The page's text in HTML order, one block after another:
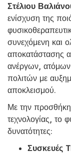
Στέλιου
ενίσχυση της
συνεχόμενη και
αποκατάστασης
ανέργων, ατόμων
πολιτών με
αποκλεισμού.
Με την προσθήκη
τεχνολογίας, το
δυνατότητες:
Συσκευές